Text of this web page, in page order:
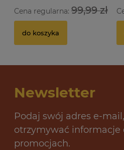
Cena regularna: 99,99 zł
do koszyka
Newsletter
Podaj swój adres e-
otrzymywać informacje
promocjach.